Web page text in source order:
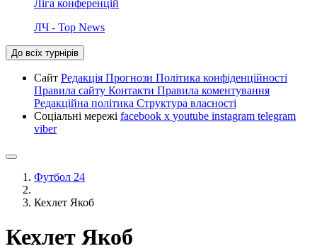
Ліга конференцій
ЛЧ - Top News
До всіх турнірів
Сайт Редакція Прогнози Політика конфіденційності
Правила сайту Контакти Правила коментування
Редакційна політика Структура власності
Соціальні мережі facebook x youtube instagram telegram
viber
Футбол 24
Кехлет Якоб
Кехлет Якоб